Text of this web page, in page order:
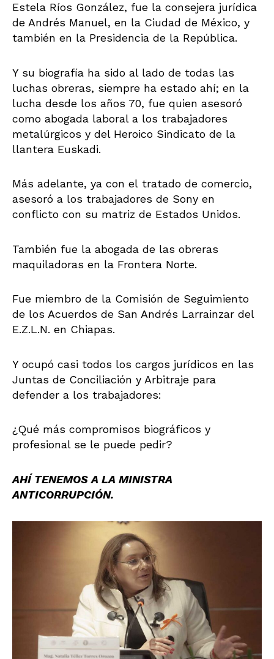
Estela Ríos González, fue la consejera jurídica
de Andrés Manuel, en la Ciudad de México, y
también en la Presidencia de la República.
Y su biografía ha sido al lado de todas las
luchas obreras, siempre ha estado ahí; en la
lucha desde los años 70, fue quien asesoró
como abogada laboral a los trabajadores
metalúrgicos y del Heroico Sindicato de la
llantera Euskadi.
Más adelante, ya con el tratado de comercio,
asesoró a los trabajadores de Sony en
conflicto con su matriz de Estados Unidos.
También fue la abogada de las obreras
maquiladoras en la Frontera Norte.
Fue miembro de la Comisión de Seguimiento
de los Acuerdos de San Andrés Larrainzar del
E.Z.L.N. en Chiapas.
Y ocupó casi todos los cargos jurídicos en las
Juntas de Conciliación y Arbitraje para
defender a los trabajadores:
¿Qué más compromisos biográficos y
profesional se le puede pedir?
AHÍ TENEMOS A LA MINISTRA
ANTICORRUPCIÓN.